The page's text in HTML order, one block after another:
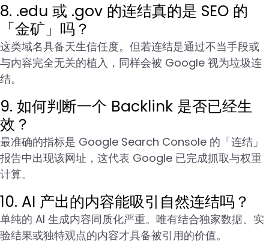
8. .edu 或 .gov 的连结真的是 SEO 的
「金矿」吗？
这类域名具备天生信任度。但若连结是通过不当手段或
与内容完全无关的植入，同样会被 Google 视为垃圾连
结。
9. 如何判断一个 Backlink 是否已经生
效？
最准确的指标是 Google Search Console 的「连结」
报告中出现该网址，这代表 Google 已完成抓取与权重
计算。
10. AI 产出的内容能吸引自然连结吗？
单纯的 AI 生成内容同质化严重。唯有结合独家数据、实
验结果或独特观点的内容才具备被引用的价值。